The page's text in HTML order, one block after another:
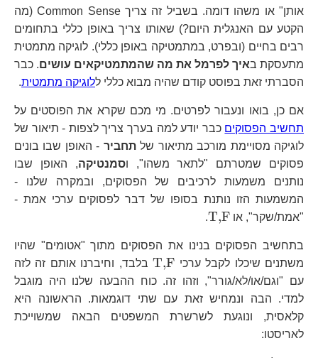
אותן" או משהו דומה. בשביל זה צריך Common Sense (מה
הקטע עם האנגלית היום?) שאותו צריך באופן כללי בתחומים
רבים בחיים (ובפרט, במתמטיקה באופן כללי). לוגיקה מתמטית
מתעסקת באיך לפרמל את מה שהמתמטיקאים עושים. כבר
הסברתי זאת בפוסט קודם שהיה מבוא כללי ללוגיקה מתמטית.
אם כן, בואו ונעבור לפרטים. מי מכם שקרא את הפוסטים על
תחשיב הפסוקים כבר יודע למה בערך צריך לצפות - תיאור של
לוגיקה מסויימת מורכב מתיאור שלתחביר - האופן שבו בונים
פסוקים שמטרתם "לתאר משהו", וסמנטיקה, האופן שבו
נותנים משמעות לרכיבים של הפסוקים, ובמקרה שלנו -
המשמעות הזו נותנת בסופו של דבר לפסוקים ערכי אמת -
"אמת/שקר", או T,F
.
בתחשיב הפסוקים בנינו את הפסוקים מתוך "אטומים" שהיו
משתנים שיכלו לקבל ערכי
\text{T,F}
T,Fבלבד, וחיברנו אותם זה לזה
עם "וגם/או/לא/גורר", וזהו זה. כוח ההבעה שלנו היה מוגבל
למדי. הבה ונמחיש זאת עם שתי דוגמאות. הראשונה היא
קלאסית, ונוגעת לשרשרת המשפטים הבאה שמשוייכת
לאריסטו: